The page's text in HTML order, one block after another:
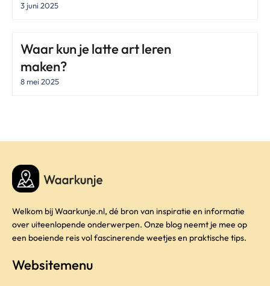
3 juni 2025
Waar kun je latte art leren
maken?
8 mei 2025
Welkom bij Waarkunje.nl, dé bron van inspiratie en informatie
over uiteenlopende onderwerpen. Onze blog neemt je mee op
een boeiende reis vol fascinerende weetjes en praktische tips.
Websitemenu